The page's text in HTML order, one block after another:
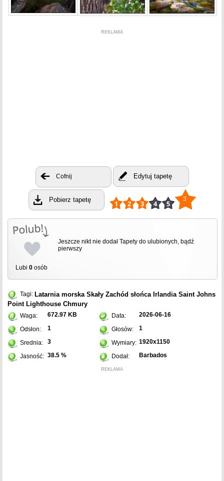
REKLAMA
Cofnij Edytuj tapetę
Pobierz tapetę 3
Lubi 0 osób
Jeszcze nikt nie dodał Tapety do ulubionych, bądź
pierwszy
Tagi: Latarnia morska Skały Zachód słońca Irlandia Saint Johns
Point Lighthouse Chmury
Waga: 672.97 KB Data: 2026-06-16
Odsłon: 1 Głosów: 1
Srednia: 3 Wymiary: 1920x1150
Jasność: 38.5 % Dodał: Barbados
REKLAMA